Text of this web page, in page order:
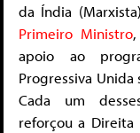
da Índia (Marxista)
Primeiro Ministro
apoio ao
Progressiva Unida
Cada um
reforçou a